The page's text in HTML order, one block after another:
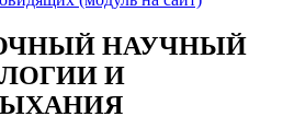
НАУЧНЫЙ
И